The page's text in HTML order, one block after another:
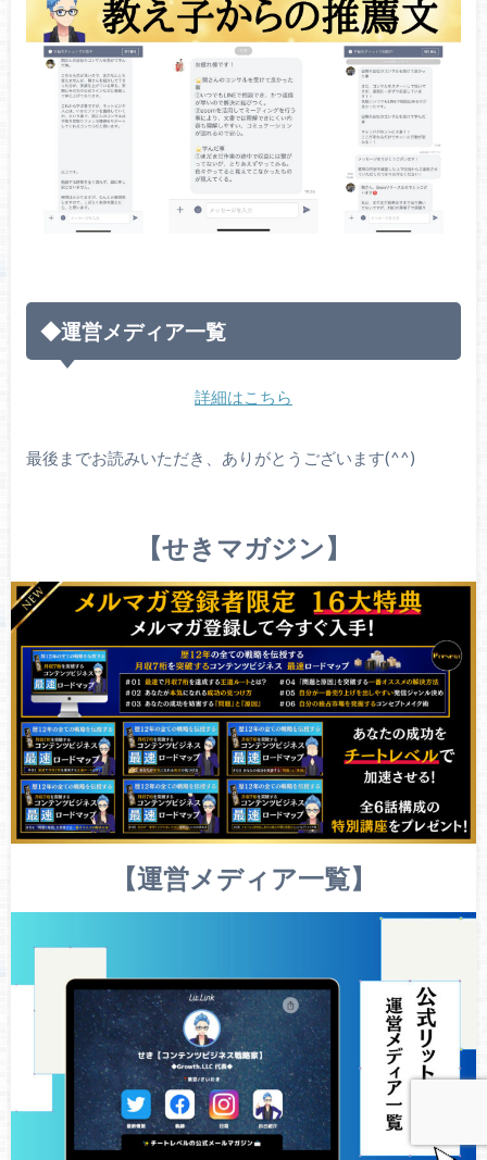
◆運営メディア一覧
詳細はこちら
最後までお読みいただき、ありがとうございます(^^)
【せきマガジン】
【運営メディア一覧】